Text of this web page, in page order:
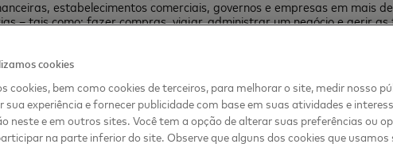
estabelecimentos comerciais, governos e empresas em mais
– tais como: fazer compras, viajar, administrar um negócio e gerir
cookies
cookies, bem como cookies de terceiros, para melhorar o site, medir nosso
sua experiência e fornecer publicidade com base em suas atividades e
neste e em outros sites. Você tem a opção de alterar suas preferências ou
na parte inferior do site. Observe que alguns dos cookies que usamos